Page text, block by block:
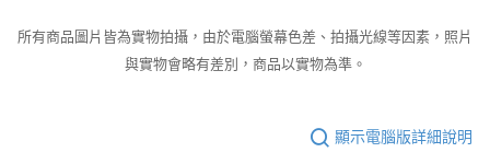
所有商品圖片皆為實物拍攝，由於電腦螢幕色差、拍攝光線等因素，照片
與實物會略有差別，商品以實物為準。
顯示電腦版詳細說明